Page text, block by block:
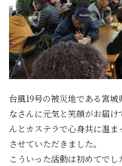
台風19号の被災地である宮
なさんに元気と笑顔がお届
んとカステラで心身共に温
させていただきました。
こういった活動は初めてで